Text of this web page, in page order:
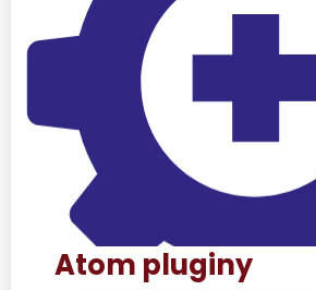
Atom pluginy